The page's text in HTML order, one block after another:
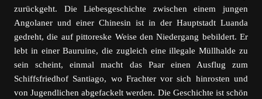
zurückgeht. Die Liebesgeschichte zwischen einem jungen
Angolaner und einer Chinesin ist in der Hauptstadt Luanda
gedreht, die auf pittoreske Weise den Niedergang bebildert. Er
lebt in einer Bauruine, die zugleich eine illegale Müllhalde zu
sein scheint, einmal macht das Paar einen Ausflug zum
Schiffsfriedhof Santiago, wo Frachter vor sich hinrosten und
von Jugendlichen abgefackelt werden. Die Geschichte ist schön